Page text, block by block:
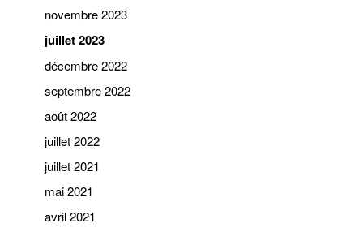
novembre 2023
juillet 2023
décembre 2022
septembre 2022
août 2022
juillet 2022
juillet 2021
mai 2021
avril 2021